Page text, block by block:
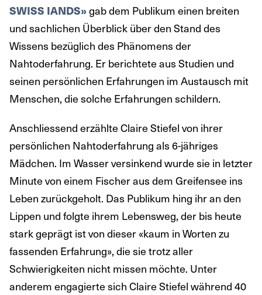
SWISS IANDS»gab dem Publikum einen breiten
und sachlichen Überblick über den Stand des
Wissens bezüglich des Phänomens der
Nahtoderfahrung. Er berichtete aus Studien und
seinen persönlichen Erfahrungen im Austausch mit
Menschen, die solche Erfahrungen schildern.
Anschliessend erzählte Claire Stiefel von ihrer
persönlichen Nahtoderfahrung als 6-jähriges
Mädchen. Im Wasser versinkend wurde sie in letzter
Minute von einem Fischer aus dem Greifensee ins
Leben zurückgeholt. Das Publikum hing ihr an den
Lippen und folgte ihrem Lebensweg, der bis heute
stark geprägt ist von dieser «kaum in Worten zu
fassenden Erfahrung», die sie trotz aller
Schwierigkeiten nicht missen möchte. Unter
anderem engagierte sich Claire Stiefel während 40